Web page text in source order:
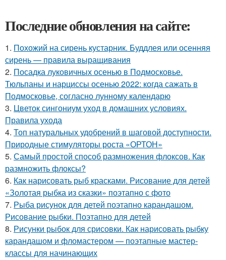
Последние обновления на сайте:
1. Похожий на сирень кустарник. Буддлея или осенняя
сирень — правила выращивания
2. Посадка луковичных осенью в Подмосковье.
Тюльпаны и нарциссы осенью 2022: когда сажать в
Подмосковье, согласно лунному календарю
3. Цветок сингониум уход в домашних условиях.
Правила ухода
4. Топ натуральных удобрений в шаговой доступности.
Природные стимуляторы роста «ОРТОН»
5. Самый простой способ размножения флоксов. Как
размножить флоксы?
6. Как нарисовать рыб красками. Рисование для детей
«Золотая рыбка из сказки» поэтапно с фото
7. Рыба рисунок для детей поэтапно карандашом.
Рисование рыбки. Поэтапно для детей
8. Рисунки рыбок для срисовки. Как нарисовать рыбку
карандашом и фломастером — поэтапные мастер-
классы для начинающих